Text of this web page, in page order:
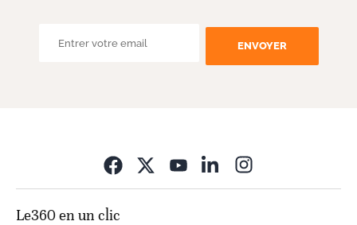
ENVOYER
Le360 en un clic